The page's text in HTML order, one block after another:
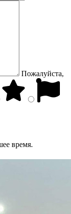
Пожалуйста,
время.